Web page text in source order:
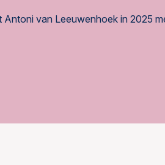
van Leeuwenhoek in 2025